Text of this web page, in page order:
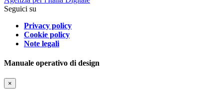
Seguici su
Privacy policy
Cookie policy
Note legali
Manuale operativo di design
×